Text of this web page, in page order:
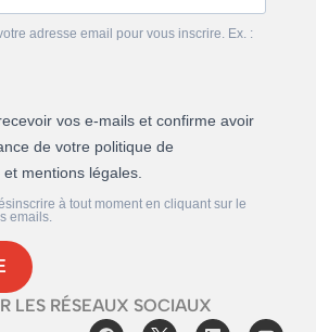
adresse email pour vous inscrire. Ex. :
vos e-mails et confirme avoir
de votre politique de
mentions légales.
à tout moment en cliquant sur le
emails.
LES RÉSEAUX SOCIAUX